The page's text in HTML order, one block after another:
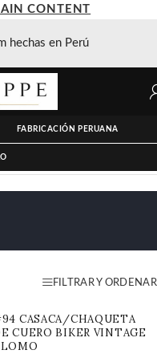
CONTENT
hechas en Perú
FABRICACIÓN PERUANA
FILTRAR Y ORDENAR
CASACA/CHAQUETA
CUERO BIKER VINTAGE